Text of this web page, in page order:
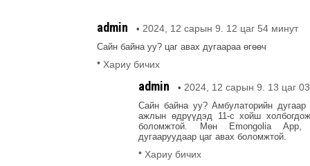
admin • 2024, 12 сарын 9. 12 цаг 54 минут
Сайн байна уу? цаг авах дугаараа өгөөч
• Хариу бичих
admin • 2024, 12 сарын 9. 13 цаг
Сайн байна уу? Амбулаторийн дугаар
ажлын өдрүүдэд 11-с хойш
боломжтой. Мөн Emongolia App,
дугааруудаар цаг авах боломжтой.
• Хариу бичих